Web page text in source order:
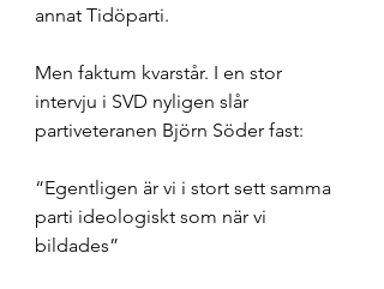
annat Tidöparti.
Men faktum kvarstår. I en stor
intervju i SVD nyligen slår
partiveteranen Björn Söder fast:
“Egentligen är vi i stort sett samma
parti ideologiskt som när vi
bildades”